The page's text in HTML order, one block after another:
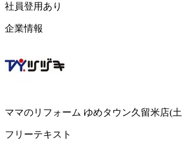
社員登用あり
企業情報
ママのリフォーム ゆめタウン久留米店(
フリーテキスト